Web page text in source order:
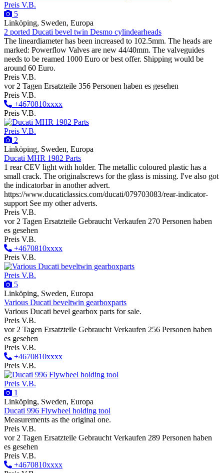
Preis V.B.
5
Linköping, Sweden, Europa
2 ported Ducati bevel twin Desmo cylindearheads
The lineardiameter has been increased to 102.5mm. The heads are
marked: Powerflow Valves are new 44/40mm. The valveguides
needs to be reamed 1000 Euro or best offer. Shipping would be
around 60 Euro.
Preis V.B.
vor 2 Tagen Ersatzteile 356 Personen haben es gesehen
Preis V.B.
+4670810xxxx
Preis V.B.
Preis V.B.
2
Linköping, Sweden, Europa
Ducati MHR 1982 Parts
1 rear CEV light with holder. The metallic coloured plastic has a
small crack. The originalscrews for the glass is missing. I've also got
the indicatorbar in another advert.
https://www.ducaticlassics.com/ducati/079703083/rear-indicator-
support See my other adverts.
Preis V.B.
vor 2 Tagen Ersatzteile Gebraucht Verkaufen 270 Personen haben
es gesehen
Preis V.B.
+4670810xxxx
Preis V.B.
Preis V.B.
5
Linköping, Sweden, Europa
Various Ducati beveltwin gearboxparts
Various Ducati bevel gearbox parts for sale.
Preis V.B.
vor 2 Tagen Ersatzteile Gebraucht Verkaufen 256 Personen haben
es gesehen
Preis V.B.
+4670810xxxx
Preis V.B.
Preis V.B.
1
Linköping, Sweden, Europa
Ducati 996 Flywheel holding tool
Measurements as the original one.
Preis V.B.
vor 2 Tagen Ersatzteile Gebraucht Verkaufen 289 Personen haben
es gesehen
Preis V.B.
+4670810xxxx